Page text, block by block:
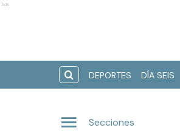
Ads
DEPORTES DÍA SEIS
Secciones